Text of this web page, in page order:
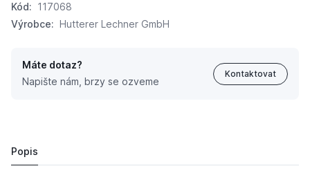
Kód: 117068
Výrobce: Hutterer Lechner GmbH
Máte dotaz?
Napište nám, brzy se ozveme
Kontaktovat
Popis